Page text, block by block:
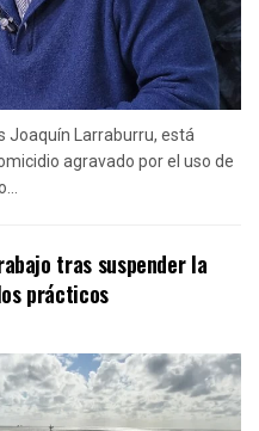
Joaquín Larraburru, está
agravado por el uso de
tras suspender la
prácticos